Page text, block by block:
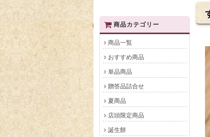
商品カテゴリー
商品一覧
おすすめ商品
単品商品
贈答品詰合せ
夏商品
店頭限定商品
誕生餅